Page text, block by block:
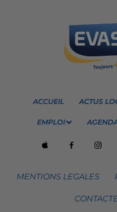
ACCUEIL ACTUS
EMPLOI
MENTIONS LEGALES